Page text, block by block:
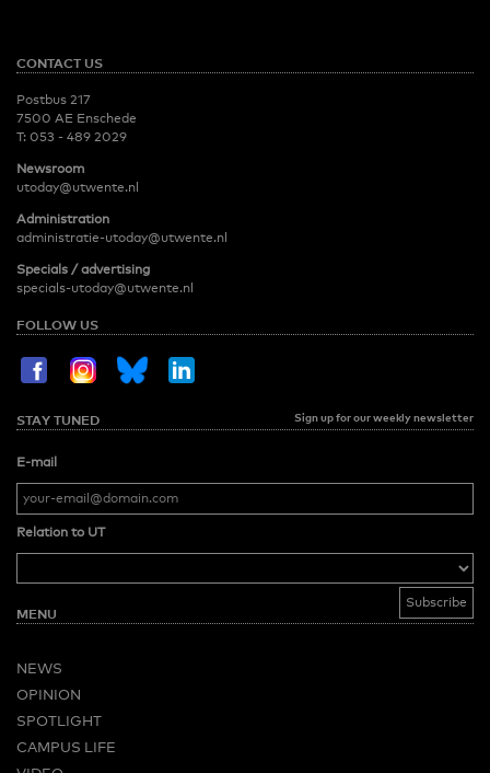
CONTACT US
Postbus 217
7500 AE Enschede
T: 053 - 489 2029
Newsroom
utoday@utwente.nl
Administration
administratie-utoday@utwente.nl
Specials / advertising
specials-utoday@utwente.nl
FOLLOW US
STAY TUNED Sign up for our weekly newsletter
E-mail
Relation to UT
MENU
NEWS
OPINION
SPOTLIGHT
CAMPUS LIFE